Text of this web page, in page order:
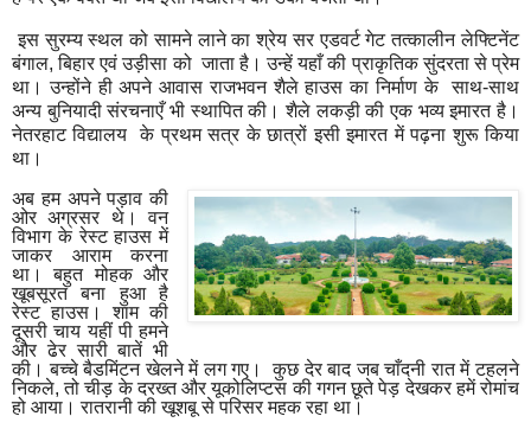
इस सुरम्‍य स्‍थल को सामने लाने का श्रेय सर एडवर्ट गेट तत्‍कालीन लेफ्टि‍नेंट
बंगाल,बि‍हार एवं उड़ीसा को जाता है। उन्‍हें यहाँ की प्राकृति‍क सुंदरता से प्रेम
था। उन्‍होंने ही अपने आवास राजभवन शैले हाउस का नि‍र्माण के
साथ-साथ
अन्‍य बुनि‍यादी संरचनाएँ भी स्‍थापि‍त की। शैले लकड़ी की एक भव्‍य इमारत है।
नेतरहाट वि‍द्यालय
के प्रथम सत्र के छात्रों इसी इमारत में पढ़ना शुरू किया
था।
अब हम अपने पड़ाव की
ओर अग्रसर थे। वन
वि‍भाग के रेस्‍ट हाउस में
जाकर आराम करना
था। बहुत मोहक और
खूबसूरत बना हुआ है
रेस्‍ट हाउस। शाम की
दूसरी चाय यहीं पी हमने
और ढेर सारी बातें भी
की। बच्‍चे बैडमिंटन खेलने में लग गए।
कुछ देर बाद जब चाँदनी रात में टहलने
नि‍कले,तो चीड़ के दरख्‍त और यूकोलि‍प्‍टस की गगन छूते पेड़ देखकर हमें रोमांच
हो आया। रातरानी की खूशबू से परि‍सर महक रहा था।